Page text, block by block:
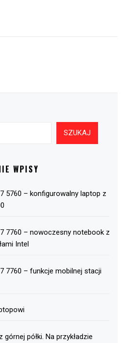
SZUKAJ
WPISY
5760 – konfigurowalny laptop z
7760 – nowoczesny notebook z
Intel
7760 – funkcje mobilnej stacji
górnej półki. Na przykładzie